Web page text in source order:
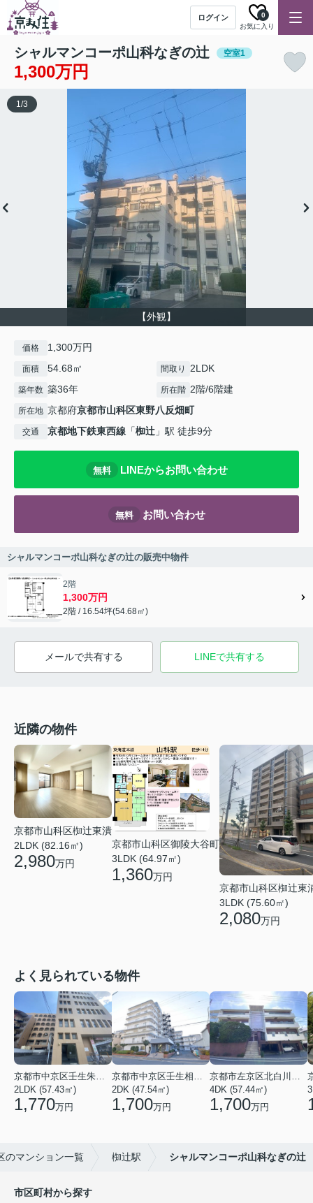
ログイン
お気に入り
0
シャルマンコーポ山科なぎの辻 空室1
1,300万円
【外観】
1/3
価格 1,300万円
面積 54.68㎡ 間取り 2LDK
築年数 築36年 所在階 2階/6階建
所在地 京都府京都市山科区東野八反畑町
交通 京都地下鉄東西線 「椥辻 」駅 徒歩9分
無料 LINEからお問い合わせ
無料 お問い合わせ
シャルマンコーポ山科なぎの辻の販売中物件
2階
1,300万円
2階 / 16.54坪(54.68㎡)
メールで共有する LINEで共有する
近隣の物件
京都市山科区椥辻東潰
2LDK (82.16㎡)
2,980万円
京都市山科区御陵大谷町
3LDK (64.97㎡)
1,360万円
京都市山科区椥辻東
3LDK (75.60㎡)
2,080万円
よく見られている物件
京都市中京区壬生朱雀町
2LDK (57.43㎡)
1,770万円
京都市中京区壬生相合町
2DK (47.54㎡)
1,700万円
京都市左京区北白川久保田町
4DK (57.44㎡)
1,700万円
のマンション一覧 椥辻駅 シャルマンコーポ山科なぎの辻
市区町村から探す